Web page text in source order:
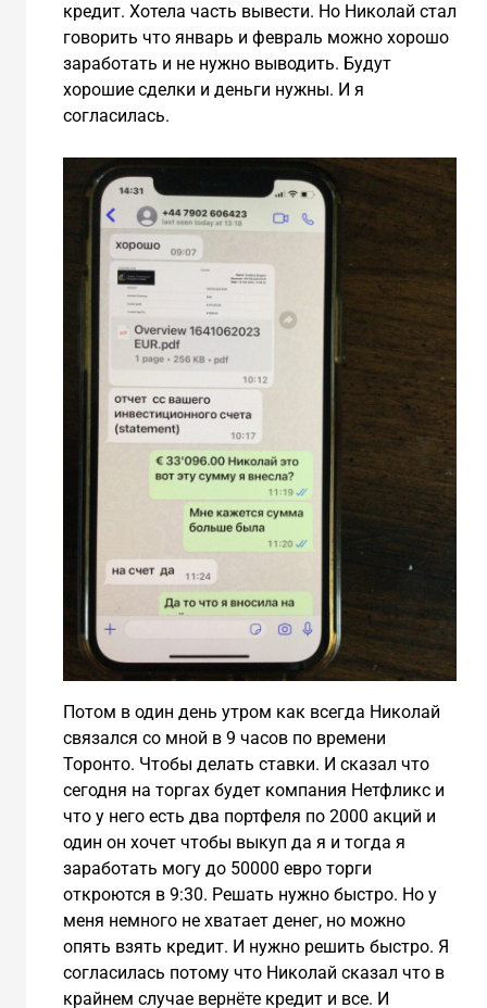
кредит. Хотела часть вывести. Но Николай стал
говорить что январь и февраль можно хорошо
заработать и не нужно выводить. Будут
хорошие сделки и деньги нужны. И я
согласилась.
Потом в один день утром как всегда Николай
связался со мной в 9 часов по времени
Торонто. Чтобы делать ставки. И сказал что
сегодня на торгах будет компания Нетфликс и
что у него есть два портфеля по 2000 акций и
один он хочет чтобы выкуп да я и тогда я
заработать могу до 50000 евро торги
откроются в 9:30. Решать нужно быстро. Но у
меня немного не хватает денег, но можно
опять взять кредит. И нужно решить быстро. Я
согласилась потому что Николай сказал что в
крайнем случае вернёте кредит и все. И